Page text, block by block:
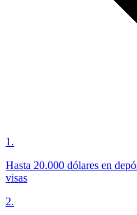
1 .
Hasta 20.000 dólares en
visas
2.